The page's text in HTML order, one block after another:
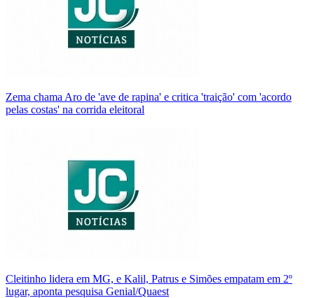
Zema chama Aro de 'ave de rapina' e critica 'traição' com 'acordo
pelas costas' na corrida eleitoral
Cleitinho lidera em MG, e Kalil, Patrus e Simões empatam em 2º
lugar, aponta pesquisa Genial/Quaest